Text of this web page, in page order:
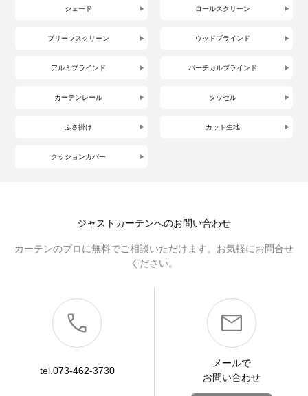
シェード ロールスクリーン
プリーツスクリーン ウッドブラインド
アルミブラインド バーチカルブラインド
カーテンレール タッセル
ふさ掛け カット生地
クッションカバー
ジャストカーテンへのお問い合わせ
カーテンのプロに無料でご相談いただけます。お気軽にお問合せ
ください。
tel.073-462-3730
メールで
お問い合わせ